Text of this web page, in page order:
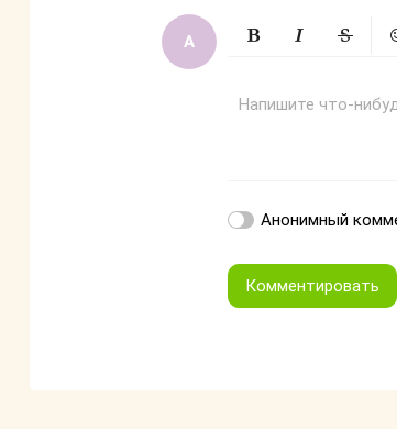
Напишите что-
Анонимный
Комментировать